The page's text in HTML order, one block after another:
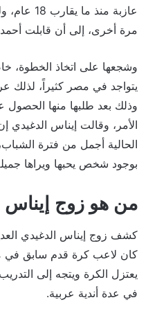
عازبة
مرة أخرى، إلى أن قابلت
وشجعها على اتخاذ الخطوة،
يتواجد في مصر كثيراً، لذلك
وذلك بعد طلبها منها الحصول
الأمر، وقالت إيناس الدغيدي
الحالية أجمل من فترة
بوجود شخص يحبها ويراها
من هو زوج إيناس
كشف زوج إيناس الدغيدي
كان لاعب كرة قدم سابق في
يعتزل الكرة ويتجه إلى
في عدة أندية عربية.